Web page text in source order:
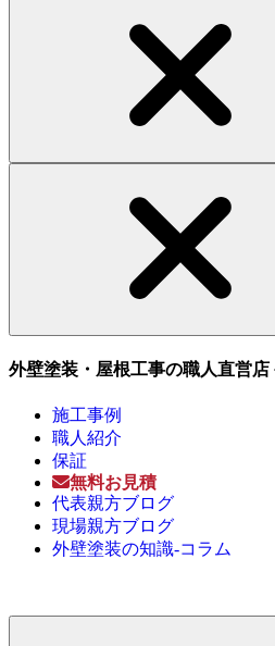
外壁塗装・屋根工事の職人直営
施工事例
職人紹介
保証
無料お見積
代表親方ブログ
現場親方ブログ
外壁塗装の知識-コラム